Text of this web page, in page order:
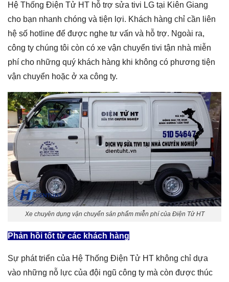
Hệ Thống Điện Tử HT hỗ trợ sửa tivi LG tại Kiên Giang
cho bạn nhanh chóng và tiện lợi. Khách hàng chỉ cần liên
hệ số hotline để được nghe tư vấn và hỗ trợ. Ngoài ra,
công ty chúng tôi còn có xe vận chuyển tivi tận nhà miễn
phí cho những quý khách hàng khi không có phương tiện
vận chuyển hoặc ở xa công ty.
Xe chuyên dụng vận chuyển sản phẩm miễn phí của Điện Tử HT
Phản hồi tốt từ các khách hàng
Sự phát triển của Hệ Thống Điện Tử HT không chỉ dựa
vào những nỗ lực của đội ngũ công ty mà còn được thúc